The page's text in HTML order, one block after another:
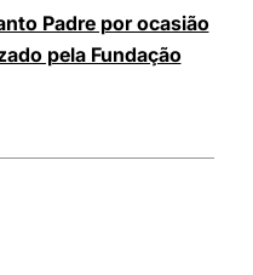
Padre por ocasião
pela Fundação